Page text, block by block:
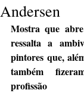
Andersen
Mostra que
ressalta a
pintores que,
também
profissão